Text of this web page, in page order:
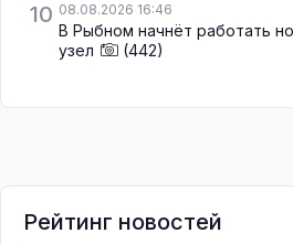
10 08.08.2026 16:46
В Рыбном начнёт работать
узел
(442)
Рейтинг новостей